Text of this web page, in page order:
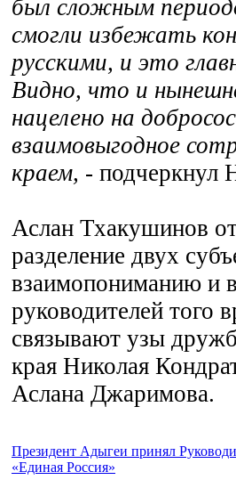
был сложным
смогли избежать
русскими, и это
Видно, что и
нацелено на
взаимовыгодное
краем, - подчеркнул
Аслан Тхакушинов
разделение двух
взаимопониманию и
руководителей того
связывают узы
края Николая
Аслана Джаримова.
Президент Адыгеи принял
«Единая Россия»